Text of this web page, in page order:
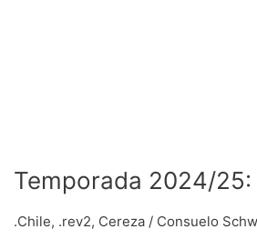
Temporada 2024/
.Chile, .rev2, Cereza / Consuelo